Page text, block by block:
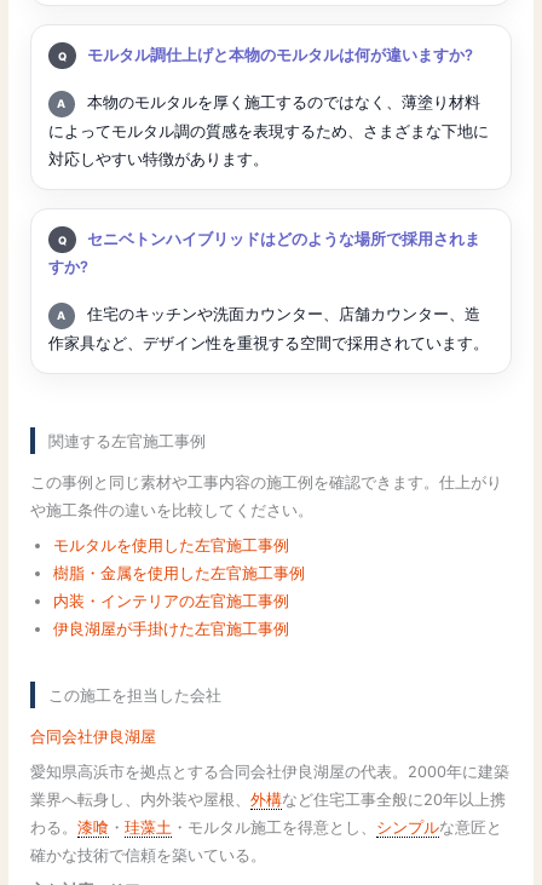
質問:
モルタル調仕上げと本物のモルタルは何が違いますか?
回答:
本物のモルタルを厚く施工するのではなく、薄塗り材料
によってモルタル調の質感を表現するため、さまざまな下地に
対応しやすい特徴があります。
質問:
セニベトンハイブリッドはどのような場所で採用されま
すか?
回答:
住宅のキッチンや洗面カウンター、店舗カウンター、造
作家具など、デザイン性を重視する空間で採用されています。
関連する左官施工事例
この事例と同じ素材や工事内容の施工例を確認できます。仕上がり
や施工条件の違いを比較してください。
モルタルを使用した左官施工事例
樹脂・金属を使用した左官施工事例
内装・インテリアの左官施工事例
伊良湖屋が手掛けた左官施工事例
この施工を担当した会社
合同会社伊良湖屋
愛知県高浜市を拠点とする合同会社伊良湖屋の代表。2000年に建築
業界へ転身し、内外装や屋根、 外構など住宅工事全般に20年以上携
わる。 漆喰・ 珪藻土・モルタル施工を得意とし、 シンプルな意匠と
確かな技術で信頼を築いている。